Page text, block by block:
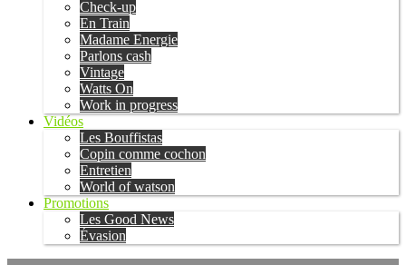
Check-up
En Train
Madame Energie
Parlons cash
Vintage
Watts On
Work in progress
Vidéos
Les Bouffistas
Copin comme cochon
Entretien
World of watson
Promotions
Les Good News
Évasion